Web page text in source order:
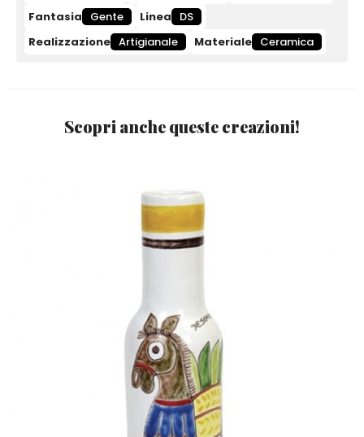
Fantasia
Gente Linea
DS
Realizzazione Artigianale Materiale Ceramica
Scopri anche queste creazioni!